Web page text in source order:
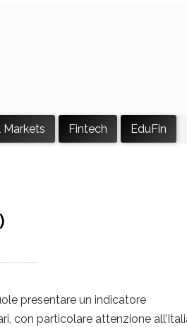
Markets Fintech EduFin
presentare un indicatore
con particolare attenzione